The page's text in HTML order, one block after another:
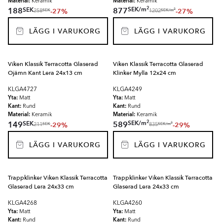
Keramik
188SEK258SEK-27%
LÄGG I VARUKORG
Keramik
877SEK/m2
1202SEK/m2-27%
LÄGG I VARUKORG
Viken Klassik Terracotta Glaserad
Ojämn Kant Lera 24x13 cm
KLGA4727
Yta: Matt
Kant: Rund
Material: Keramik
149SEK211SEK-29%
LÄGG I VARUKORG
Viken Klassik Terracotta Glaserad
Klinker Mylla 12x24 cm
KLGA4249
Yta: Matt
Kant: Rund
Material: Keramik
589SEK/m2
835SEK/m2-29%
LÄGG I VARUKORG
Trappklinker Viken Klassik Terracotta
Glaserad Lera 24x33 cm
KLGA4268
Yta: Matt
Kant: Rund
Trappklinker Viken Klassik Terracotta
Glaserad Lera 24x33 cm
KLGA4260
Yta: Matt
Kant: Rund